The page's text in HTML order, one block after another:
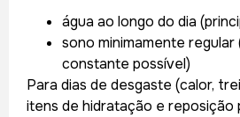
água ao longo do dia
sono minimamente regular
constante possível)
Para dias de desgaste (calor,
itens de hidratação e reposição